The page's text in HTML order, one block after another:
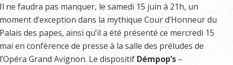
Il ne faudra pas manquer, le samedi 15 juin à 21h, un
moment d’exception dans la mythique Cour d’Honneur du
Palais des papes, ainsi qu’il a été présenté ce mercredi 15
mai en conférence de presse à la salle des préludes de
l’Opéra Grand Avignon. Le dispositif Démpop’s –